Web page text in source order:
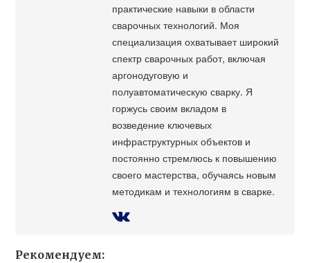
практические навыки в области
сварочных технологий. Моя
специализация охватывает широкий
спектр сварочных работ, включая
аргонодуговую и
полуавтоматическую сварку. Я
горжусь своим вкладом в
возведение ключевых
инфраструктурных объектов и
постоянно стремлюсь к повышению
своего мастерства, обучаясь новым
методикам и технологиям в сварке.
Рекомендуем: